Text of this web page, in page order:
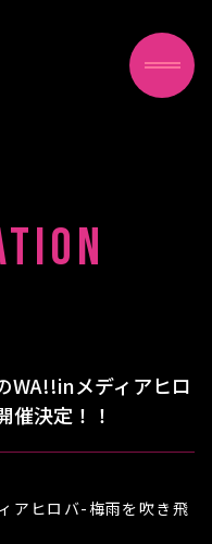
WA!!inメディアヒロ
催決定！！
アヒロバ-梅雨を吹き飛